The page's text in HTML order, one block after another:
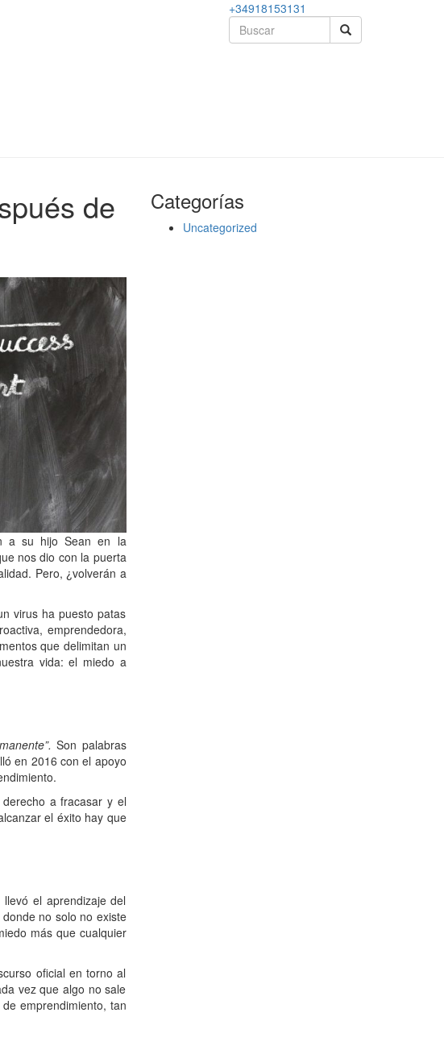
+34918153131
de
a su hijo Sean en la
nos dio con la puerta
Pero, ¿volverán a
virus ha puesto patas
emprendedora,
que delimitan un
vida: el miedo a
Son palabras
en 2016 con el apoyo
a fracasar y el
el éxito hay que
el aprendizaje del
no solo no existe
más que cualquier
oficial en torno al
vez que algo no sale
emprendimiento, tan
Categorías
Uncategorized